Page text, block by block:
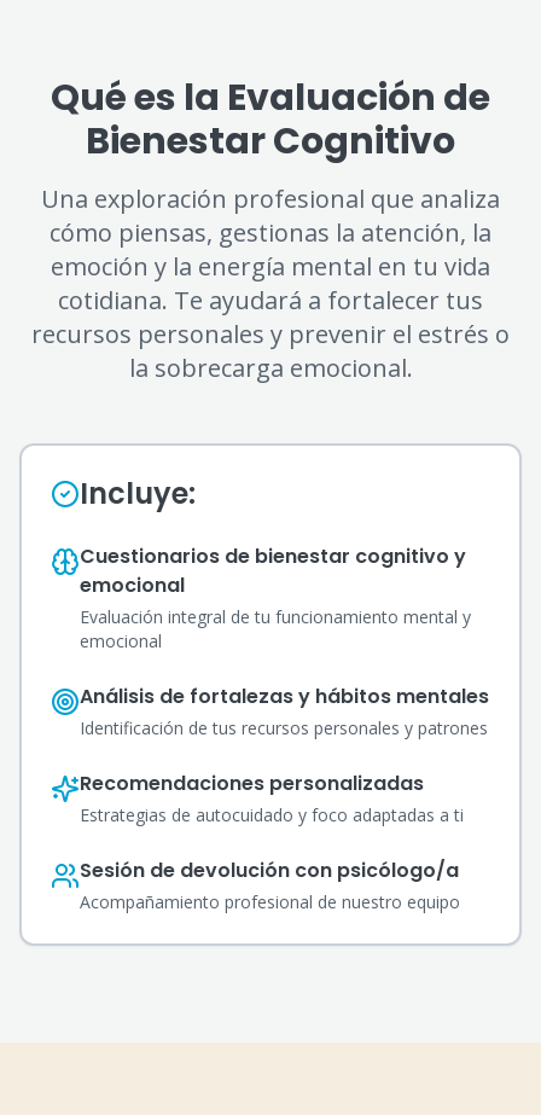
Qué es la Evaluación de
Bienestar Cognitivo
Una exploración profesional que analiza
cómo piensas, gestionas la atención, la
emoción y la energía mental en tu vida
cotidiana. Te ayudará a fortalecer tus
recursos personales y prevenir el estrés o
la sobrecarga emocional.
Incluye:
Cuestionarios de bienestar cognitivo y
emocional
Evaluación integral de tu funcionamiento mental y
emocional
Análisis de fortalezas y hábitos mentales
Identificación de tus recursos personales y patrones
Recomendaciones personalizadas
Estrategias de autocuidado y foco adaptadas a ti
Sesión de devolución con psicólogo/a
Acompañamiento profesional de nuestro equipo